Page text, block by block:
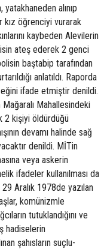
yatakhaneden alınıp
öğrenciyi vurarak
kaybeden Alevilerin
ateş ederek 2 genci
baştabip tarafından
anlatıldı. Raporda
ifade etmiştir denildi.
Mağaralı Mahallesindeki
2 kişiyi öldürdüğü
devamı halinde sağ
denildi. MİTin
veya askerin
ifadeler kullanılması da
Aralık 1978de yazılan
komünizmle
tutuklandığını ve
hadiselerin
şahısların suçlu-